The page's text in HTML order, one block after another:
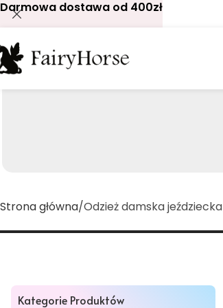
Strona główna Odzież damska jeździecka
Kategorie Produktów
Darmowa dostawa od 400zł